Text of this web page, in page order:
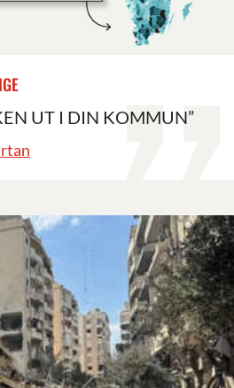
UT I DIN KOMMUN”